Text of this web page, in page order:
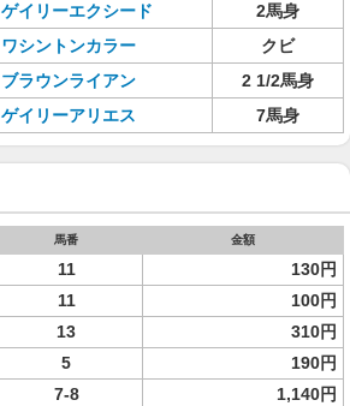
ゲイリーエクシード
2馬身
ワシントンカラー
クビ
ブラウンライアン
2 1/2馬身
ゲイリーアリエス 7馬身
馬番 金額
11 130円
11
100円
13
310円
5
190円
7-8
1,140円